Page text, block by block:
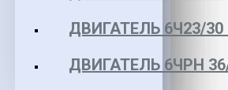
ДВИГАТЕЛЬ 6Ч23/30
ДВИГАТЕЛЬ 6ЧРН